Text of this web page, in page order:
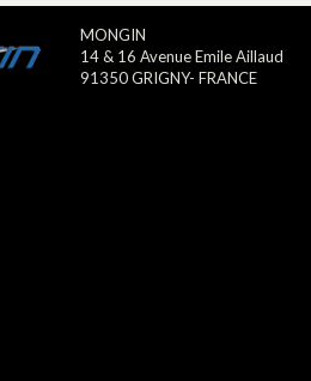
MONGIN
14 & 16 Avenue Emile Aillaud
91350 GRIGNY- FRANCE